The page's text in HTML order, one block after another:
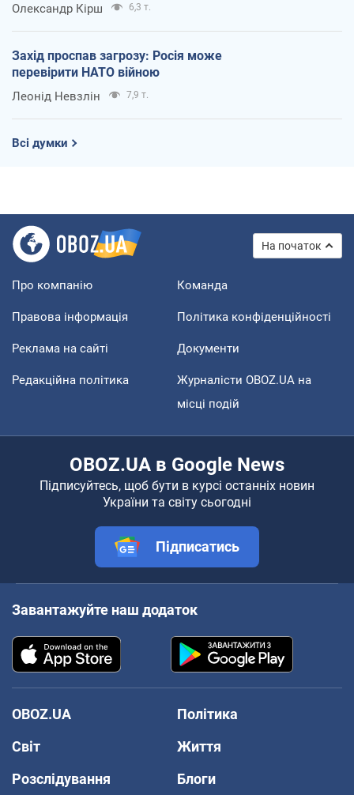
Олександр Кірш 6,3 т.
Захід проспав загрозу: Росія може
перевірити НАТО війною
Леонід Невзлін 7,9 т.
Всі думки
На початок
Про компанію Команда
Правова інформація Політика конфіденційності
Реклама на сайті Документи
Редакційна політика
Журналісти OBOZ.UA на
місці подій
OBOZ.UA в Google News
Підписуйтесь, щоб бути в курсі останніх новин
України та світу сьогодні
Підписатись
Завантажуйте наш додаток
OBOZ.UA
Політика
Світ
Життя
Розслідування
Блоги